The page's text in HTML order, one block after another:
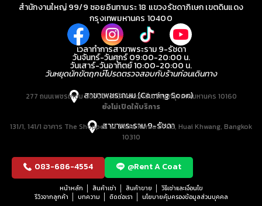
สำนักงานใหญ่ 99/9 ซอยอินทามระ 18 แขวงรัชดาภิเษก เขตดินแดง
กรุงเทพมหานคร 10400
เวลาทำการสาขาพระราม 9-รัชดา
วันจันทร์-วันศุกร์ 09:00-20:00 น.
วันเสาร์-วันอาทิตย์ 10:00-20:00 น.
วันหยุดนักขัตฤกษ์โปรดตรวจสอบกับร้านก่อนเดินทาง
สาขาเพชรเกษม (Coming Soon)
277 ถนนเพชรเกษม แขวงบางหว้า เขตภาษีเจริญ กรุงเทพมหานคร 10160
ยังไม่เปิดให้บริการ
สาขาพระราม 9-รัชดา
131/1, 141/1 อาคาร The Shoppes at Belle, Rama IX Rd, Huai Khwang, Bangkok
10310
083-686-4554 @Rent A Coat
หน้าหลัก สินค้าเช่า สินค้าขาย
วิธีเช่าและเงื่อนไข
รีวิวจากลูกค้า
บทความ ติดต่อเรา นโยบายคุ้มครองข้อมูลส่วนบุคคล